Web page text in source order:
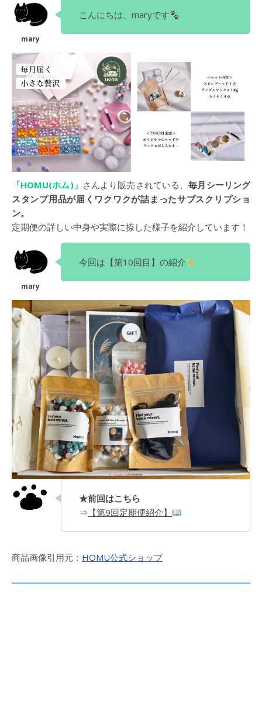
こんにちは、maryです
「HOMU(ホム)」 さんより販売されている、毎月シーリング
スタンプ用品が届くワクワクが詰まったサブスクリプショ
ン。
定期便の詳しい中身や実際に捺した様子を紹介しています！
今回は【第10回目】の紹介
★前回はこちら
⇒ 【第9回定期便紹介】
商品画像引用元： HOMU公式ショップ